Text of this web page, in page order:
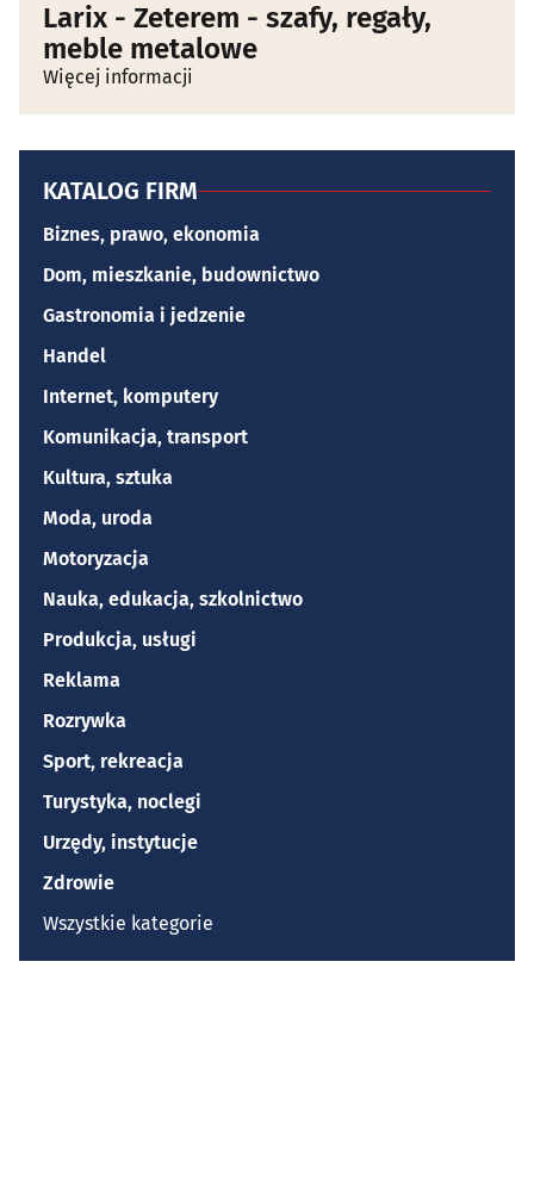
Larix - Zeterem - szafy, regały,
meble metalowe
Więcej informacji
KATALOG FIRM
Biznes, prawo, ekonomia
Dom, mieszkanie, budownictwo
Gastronomia i jedzenie
Handel
Internet, komputery
Komunikacja, transport
Kultura, sztuka
Moda, uroda
Motoryzacja
Nauka, edukacja, szkolnictwo
Produkcja, usługi
Reklama
Rozrywka
Sport, rekreacja
Turystyka, noclegi
Urzędy, instytucje
Zdrowie
Wszystkie kategorie